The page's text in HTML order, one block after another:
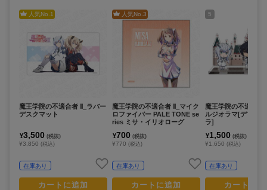
人気No.1
魔王学院の不適合者 Ⅱ_ラバー
デスクマット
¥3,500 (税抜)
¥3,850 (税込)
在庫あり
カートに追加
人気No.3
魔王学院の不適合者 Ⅱ_マイク
ロファイバー PALE TONE se
ries ミサ・イリオローグ
¥700 (税抜)
¥770 (税込)
在庫あり
カートに追加
5
魔王学院の不適合者
ルジオラマ[デフォ
ラ]
¥1,500 (税抜)
¥1,650 (税込)
在庫あり
カートに